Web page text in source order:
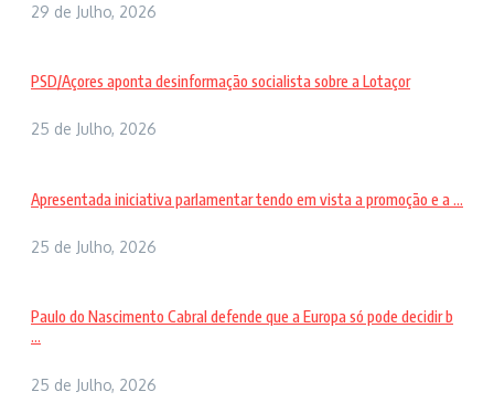
29 de Julho, 2026
PSD/Açores aponta desinformação socialista sobre a Lotaçor
25 de Julho, 2026
Apresentada iniciativa parlamentar tendo em vista a promoção e a ...
25 de Julho, 2026
Paulo do Nascimento Cabral defende que a Europa só pode decidir b
...
25 de Julho, 2026